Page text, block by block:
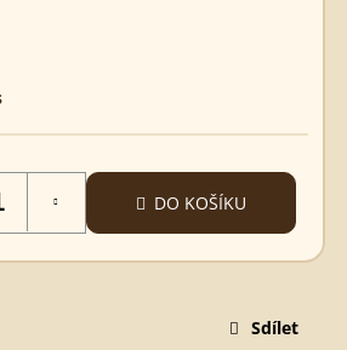
DO KOŠÍKU
Sdílet